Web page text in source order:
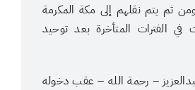
ثم يتم نقلهم إلى مكة المكرمة
في الفترات المتأخرة بعد توحيد
– رحمة الله – عقب دخوله